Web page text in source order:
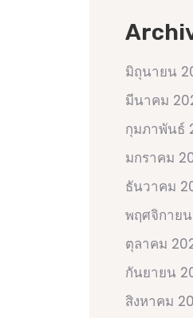
มิถุนายน
มีนาคม
กุมภาพันธ์
มกราคม
ธันวาคม
พฤศจิกาย
ตุลาคม
กันยายน
สิงหาคม